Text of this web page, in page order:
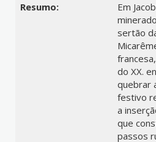
Resumo:
Em
sertão
do XX.
quebrar
festivo
a
que
passos